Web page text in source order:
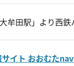
牟田駅」より西
イト おおむた